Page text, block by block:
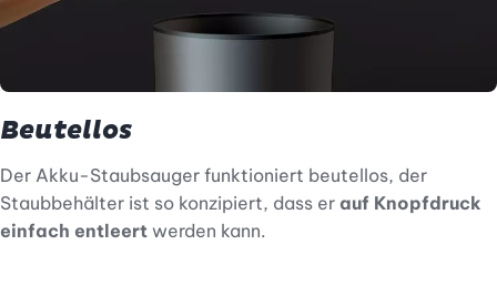
Beutellos
Der Akku-Staubsauger funktioniert beutellos, der
Staubbehälter ist so konzipiert, dass er auf Knopfdruck
einfach entleert werden kann.